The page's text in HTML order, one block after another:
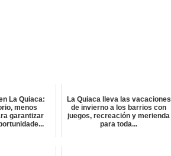
La Quiaca:
menos
garantizar
La Quiaca lleva las vacaciones
de invierno a los barrios con
juegos, recreación y merienda
para toda...